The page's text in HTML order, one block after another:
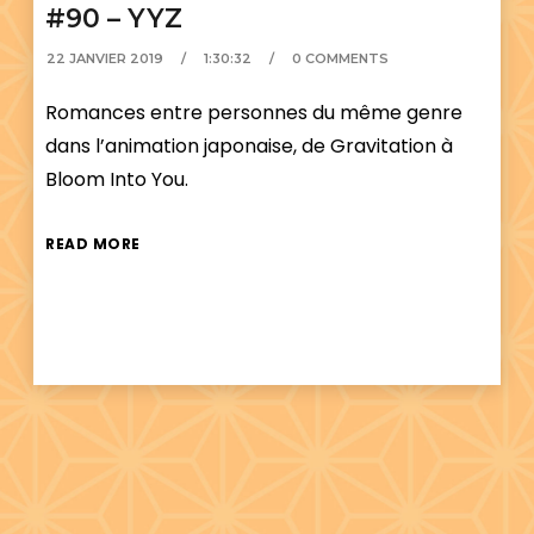
#90 – YYZ
22 JANVIER 2019 1:30:32 0 COMMENTS
Romances entre personnes du même genre
dans l’animation japonaise, de Gravitation à
Bloom Into You.
READ MORE